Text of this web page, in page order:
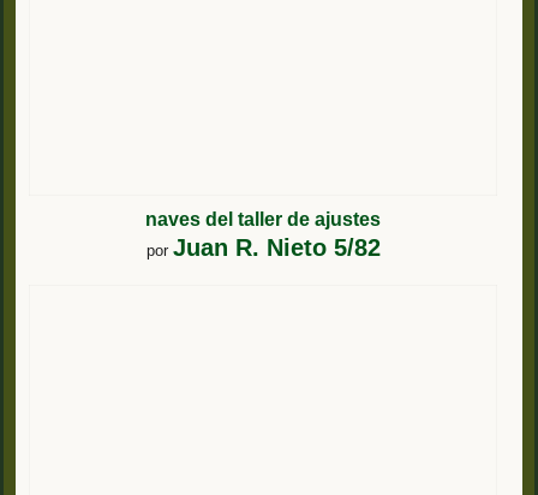
naves del taller de ajustes
por Juan R. Nieto 5/82